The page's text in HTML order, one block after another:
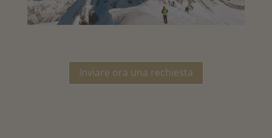
Inviare ora una rechiesta